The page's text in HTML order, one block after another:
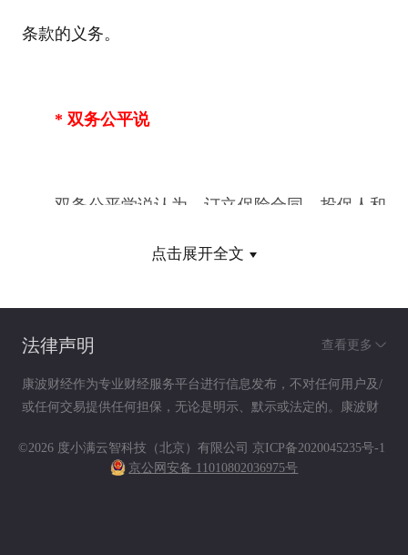
条款的义务。
* 双务公平说
双务公平学说认为，订立保险合同，投保人和
保险人是互有义务的，其目的是为了维持诚实信用
在订立保险合同时，任何一方都不得误导对方，向
对方提供不真实的情况，或做出不真实说明。该学
投保人、被保险人对保险是不熟悉的，缺乏保险知
点击展开全文
法律声明 查看更多
康波财经作为专业财经服务平台进行信息发布，不对任何用户及/
或任何交易提供任何担保，无论是明示、默示或法定的。康波财
链接）仅供参考（如：历史或预期收益不代表实际收益），不作
为任何法律文件，亦不构成任何邀约、投资建议或承诺，用户应
©2026 度小满云智科技（北京）有限公司 京ICP备2020045235号-1
京公网安备 11010802036975号